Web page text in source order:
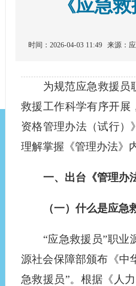
《应急
时间：2026-04-03 11:49 来源：
为规范应急救援员
救援工作科学有序开展
资格管理办法（试行）
理解掌握《管理办法》
一、出台《管理办
（一）什么是应急
“应急救援员”职业
源社会保障部颁布《中
急救援员”。根据《人